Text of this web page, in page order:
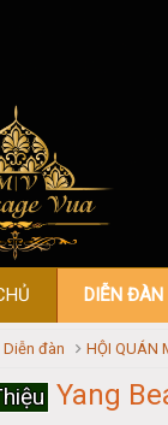
DIỄN ĐÀN
Diễn đàn HỘI QUÁN
Yang